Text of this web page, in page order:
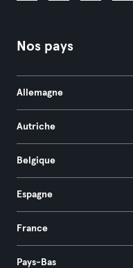
Nos pays
Allemagne
Autriche
Belgique
Espagne
France
Pays-Bas